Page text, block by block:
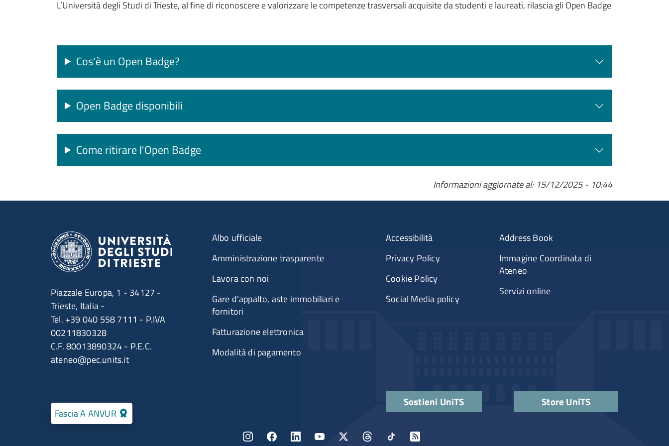
L’Università degli Studi di Trieste, al fine di riconoscere e valorizzare le competenze trasversali acquisite da studenti e laureati, rilascia gli Open Badge
Cos'è un Open Badge?
Open Badge disponibili
Come ritirare l'Open Badge
Informazioni aggiornate al: 15/12/2025 - 10:44
Piazzale Europa, 1 - 34127 -
Trieste, Italia -
Tel. +39 040 558 7111 - P.IVA
00211830328
C.F. 80013890324 - P.E.C.
ateneo@pec.units.it
Fascia A ANVUR
Menu organizzazione
Albo ufficiale
Amministrazione trasparente
Lavora con noi
Gare d'appalto, aste immobiliari e
fornitori
Fatturazione elettronica
Modalità di pagamento
Menù riferimenti
Accessibilità
Privacy Policy
Cookie Policy
Social Media policy
Menu portale
Address Book
Immagine Coordinata di
Ateneo
Servizi online
Quick links
Sostieni UniTS Store UniTS
Menu social